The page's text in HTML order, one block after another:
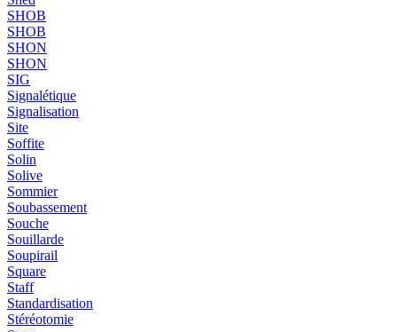
SHOB
SHOB
SHON
SHON
SIG
Signalétique
Signalisation
Site
Soffite
Solin
Solive
Sommier
Soubassement
Souche
Souillarde
Soupirail
Square
Staff
Standardisation
Stéréotomie